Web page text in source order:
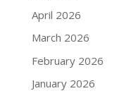
April 2026
March 2026
February 2026
January 2026